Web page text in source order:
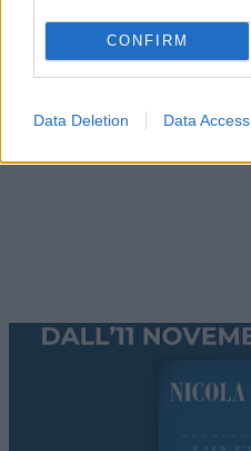
CONFIRM
Data Deletion Data Access